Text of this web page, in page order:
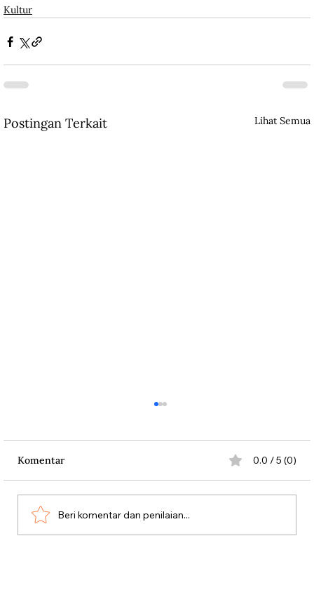
Kultur
Postingan Terkait Lihat Semua
Komentar 0.0 / 5 (0)
Beri komentar dan penilaian...